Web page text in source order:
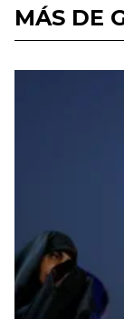
MÁS DE